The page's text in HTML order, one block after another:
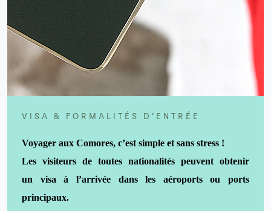
VISA & FORMALITÉS D’ENTRÉE
Voyager aux Comores, c’est simple et sans stress !
Les visiteurs de toutes nationalités peuvent obtenir
un visa à l’arrivéedans les aéroports ou ports
principaux.